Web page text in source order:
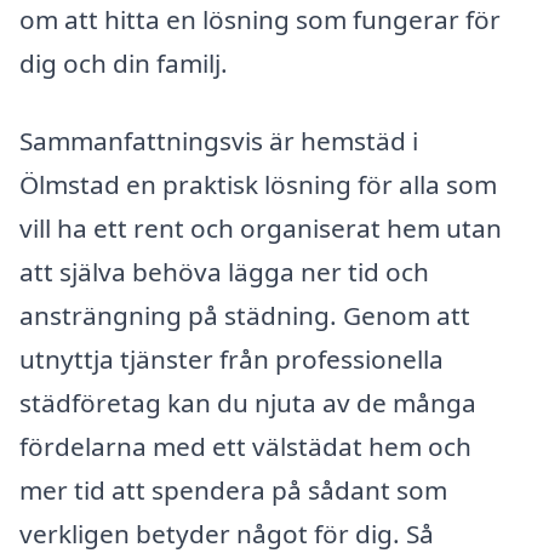
om att hitta en lösning som fungerar för
dig och din familj.
Sammanfattningsvis är hemstäd i
Ölmstad en praktisk lösning för alla som
vill ha ett rent och organiserat hem utan
att själva behöva lägga ner tid och
ansträngning på städning. Genom att
utnyttja tjänster från professionella
städföretag kan du njuta av de många
fördelarna med ett välstädat hem och
mer tid att spendera på sådant som
verkligen betyder något för dig. Så